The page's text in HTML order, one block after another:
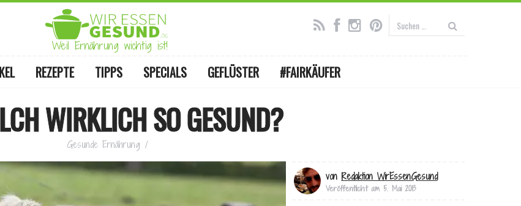
Weil Ernährung wichtig ist!
REZEPTE TIPPS SPECIALS GEFLÜSTER #FAIRKÄUFER
WIRKLICH SO GESUND?
Gesunde Ernährung /
von Redaktion WirEssenGesund
Veröffentlicht am 5. Mai 2013